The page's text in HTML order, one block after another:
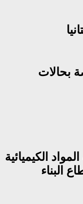
بحالات
الكيميائية
البناء